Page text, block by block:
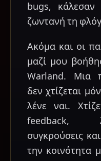
bugs, κάλεσαν
ζωντανή τη
Ακόμα και οι
μαζί μου
Warland. Μια
δεν χτίζεται
λένε ναι.
feedback,
συγκρούσεις
την κοινότητα